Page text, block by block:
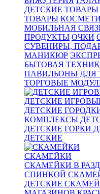
ДЕТСКИЕ ТОВАРЫ
ТОВАРЫ
МОБИЛЬНАЯ
ПРОДУКТЫ ОЧКИ
СУВЕНИРЫ,
МАНИКЮР
БЫТОВАЯ
ПАВИЛЬОНЫ ДЛЯ
ТОРГОВЫЕ
ДЕТСКИЕ
ДЕТСКИЕ
КОМПЛЕКСЫ
ДЕТСКИЕ ГОРКИ
ДЕТСКИЕ
СКАМЕЙКИ
СКАМЕЙКИ В
СПИНКОЙ
ДЕТСКИЕ